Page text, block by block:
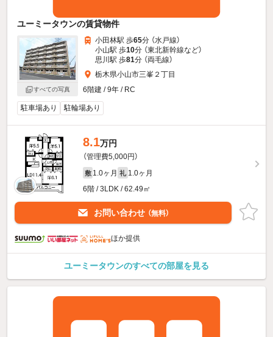
ユーミータウンの賃貸物件
すべての写真
小田林駅 歩65分 （水戸線）
小山駅 歩10分 （東北新幹線など）
思川駅 歩81分 （両毛線）
栃木県小山市三峯２丁目
6階建 / 9年 / RC
駐車場あり 駐輪場あり
8.1万円
（管理費5,000円）
敷 1.0ヶ月 礼 1.0ヶ月
6階 / 3LDK / 62.49㎡
お問い合わせ （無料）
ほか提供
ユーミータウンのすべての部屋を見る